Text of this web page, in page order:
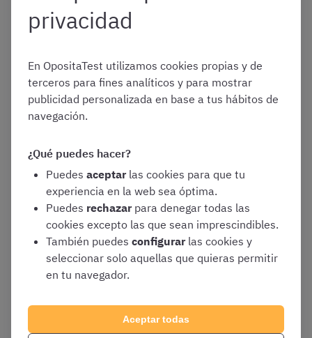
Servicio andaluz de
Salud en 2026
De acuerdo con elTREBEP(texto refundido de la Ley del
Estatuto Básico del Empleado Público), las retribuciones
Laadscripcióndel cuerpo o escala del
empleado público a un determinado
subgrupo o grupo de clasificación
profesional. En este caso, el cuerpo Auxiliar
Administrativo pertenecen al grupo C2
Laantigüedadde como empleado público
De este modo, las retribuciones básicas de las Auxiliares
privacidad
En OpositaTest utilizamos cookies propias y de
terceros para fines analíticos y para mostrar
publicidad personalizada en base a tus hábitos de
navegación.
¿Qué puedes hacer?
Puedes aceptar las cookies para que tu
experiencia en la web sea óptima.
Puedes rechazar para denegar todas las
cookies excepto las que sean imprescindibles.
También puedes configurar las cookies y
seleccionar solo aquellas que quieras permitir
en tu navegador.
Aceptar todas